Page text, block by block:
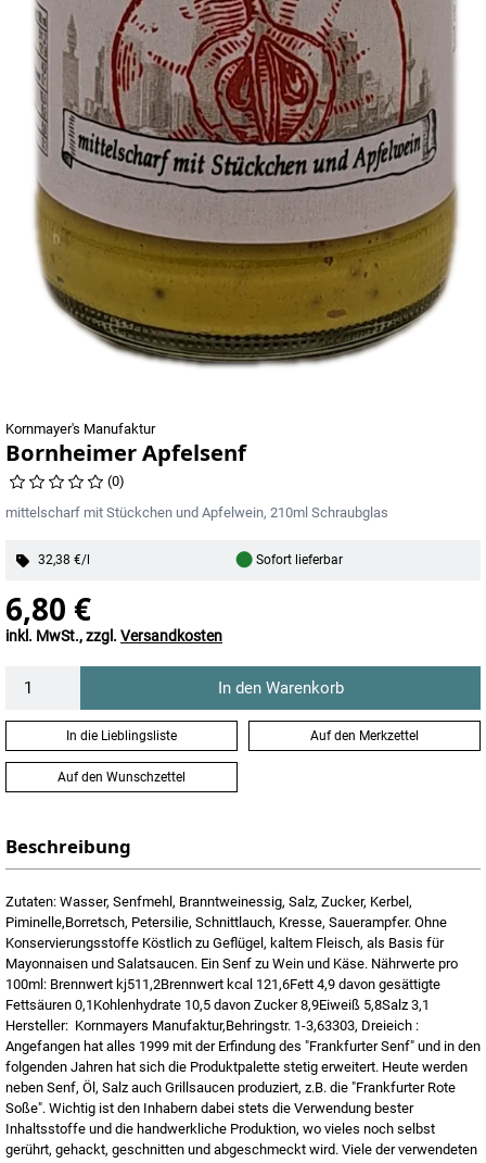
Kornmayer's Manufaktur
Bornheimer Apfelsenf
(0)
mittelscharf mit Stückchen und Apfelwein, 210ml Schraubglas
32,38 €/l ● Sofort lieferbar
6,80 €
inkl. MwSt., zzgl. Versandkosten
In den Warenkorb
In die Lieblingsliste Auf den Merkzettel
Auf den Wunschzettel
Beschreibung
Zutaten: Wasser, Senfmehl, Branntweinessig, Salz, Zucker, Kerbel,
Piminelle,Borretsch, Petersilie, Schnittlauch, Kresse, Sauerampfer. Ohne
Konservierungsstoffe Köstlich zu Geflügel, kaltem Fleisch, als Basis für
Mayonnaisen und Salatsaucen. Ein Senf zu Wein und Käse. Nährwerte pro
100ml: Brennwert kj511,2Brennwert kcal 121,6Fett 4,9 davon gesättigte
Fettsäuren 0,1Kohlenhydrate 10,5 davon Zucker 8,9Eiweiß 5,8Salz 3,1
Hersteller: Kornmayers Manufaktur,Behringstr. 1-3,63303, Dreieich :
Angefangen hat alles 1999 mit der Erfindung des "Frankfurter Senf" und in den
folgenden Jahren hat sich die Produktpalette stetig erweitert. Heute werden
neben Senf, Öl, Salz auch Grillsaucen produziert, z.B. die "Frankfurter Rote
Soße". Wichtig ist den Inhabern dabei stets die Verwendung bester
Inhaltsstoffe und die handwerkliche Produktion, wo vieles noch selbst
gerührt, gehackt, geschnitten und abgeschmeckt wird. Viele der verwendeten